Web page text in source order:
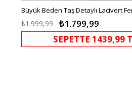
Büyük Beden Taş Detaylı Lacivert
₺1.799,99
₺1.999,99
SEPETTE 1439,99